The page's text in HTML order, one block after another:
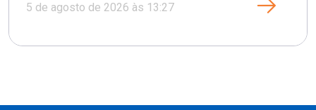
5 de agosto de 2026 às 13:27